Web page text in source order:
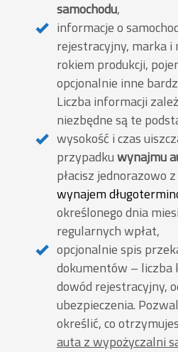
samochodu,
informacje o
rejestracyjny, marka i
rokiem produkcji,
opcjonalnie inne
Liczba informacji
niezbędne są te
wysokość i czas
przypadkuwynajmu
płacisz jednorazowo
wynajem
określonego dnia
regularnych wpłat,
opcjonalnie spis
dokumentów – liczba
dowód rejestracyjny,
ubezpieczenia.
określić, co
auta z wypożyczalni